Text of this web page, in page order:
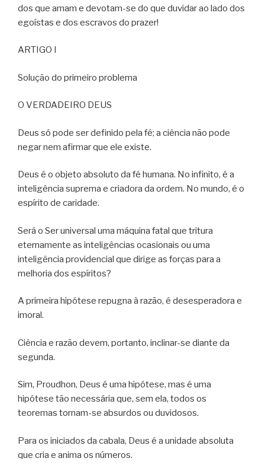
dos que amam e devotam-se do que duvidar ao lado dos
egoístas e dos escravos do prazer!
ARTIGO I
Solução do primeiro problema
O VERDADEIRO DEUS
Deus só pode ser definido pela fé; a ciência não pode
negar nem afirmar que ele existe.
Deus é o objeto absoluto da fé humana. No infinito, é a
inteligência suprema e criadora da ordem. No mundo, é o
espírito de caridade.
Será o Ser universal uma máquina fatal que tritura
eternamente as inteligências ocasionais ou uma
inteligência providencial que dirige as forças para a
melhoria dos espíritos?
A primeira hipótese repugna à razão, é desesperadora e
imoral.
Ciência e razão devem, portanto, inclinar-se diante da
segunda.
Sim, Proudhon, Deus é uma hipótese, mas é uma
hipótese tão necessária que, sem ela, todos os
teoremas tornam-se absurdos ou duvidosos.
Para os iniciados da cabala, Deus é a unidade absoluta
que cria e anima os números.